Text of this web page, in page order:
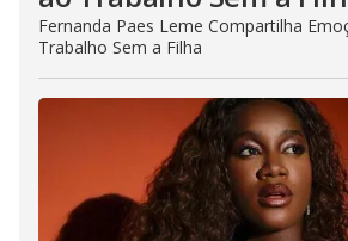
Fernanda Paes Leme Compartilha
Trabalho Sem a Filha